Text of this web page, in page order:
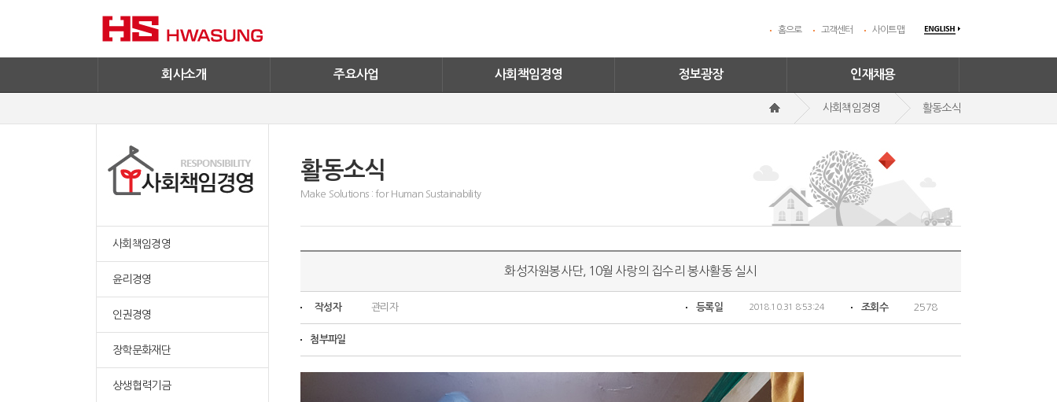
홈으로 고객센터 사이트맵
회사소개
기업IR
주요사업 사회책임경영 정보광장 인재채용
사회책임경영 활동소식
사회책임경영
윤리경영
인권경영
장학문화재단
상생협력기금
활동소식
Make Solutions : for Human Sustainability
화성자원봉사단, 10월 사랑의 집수리 봉사활동 실시
작성자 관리자 등록일 2018.10.31 8:53:24 조회수 2578
첨부파일